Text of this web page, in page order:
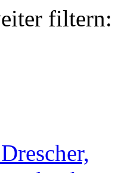
filtern: